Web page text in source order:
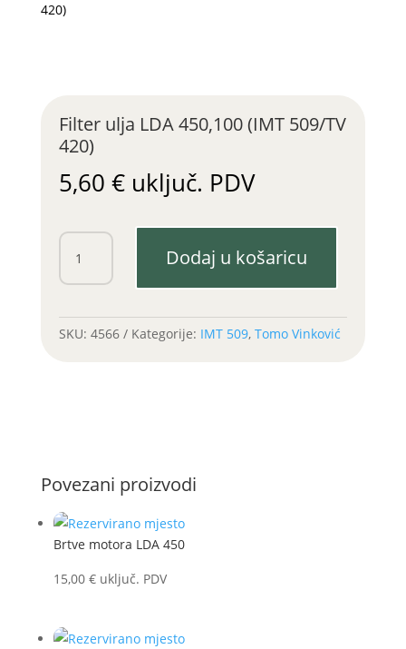
420)
Filter ulja LDA 450,100 (IMT 509/TV
420)
5,60 € uključ. PDV
Filter
ulja
LDA
Dodaj u košaricu
SKU: 4566 Kategorije: IMT 509, Tomo Vinković
Povezani proizvodi
Brtve motora LDA 450
15,00 € uključ. PDV